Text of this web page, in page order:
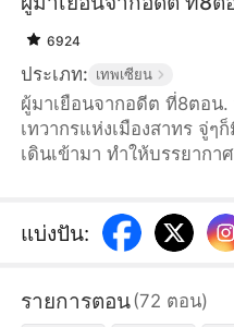
6924
ประเภท: เทพเซียน
ผู้มาเยือนจากอดีต ที่8ตอ
เทวากรแห่งเมืองสาทร จู่
เดินเข้ามา ทำให้บรรยาก
ที่สุดไปเป็นคนรับใช้ของเธ
ตระกูลตกตะลึง...
แบ่งปัน:
รายการตอน(72 ตอน)